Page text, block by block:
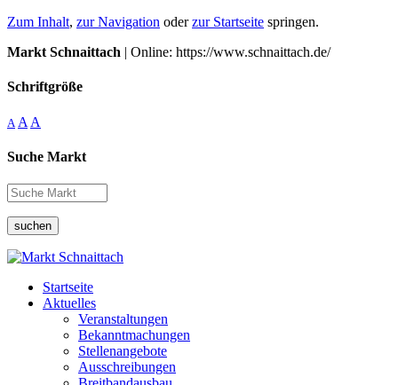
Zum Inhalt, zur Navigation oderzur Startseite springen.
Markt Schnaittach | Online: https://www.schnaittach.de/
Schriftgröße
A A A
Suche Markt
suchen
Startseite
Aktuelles
Veranstaltungen
Bekanntmachungen
Stellenangebote
Ausschreibungen